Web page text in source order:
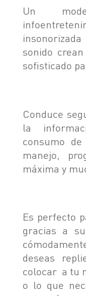
Un
sonido
sofisticado
Conduce
la
consumo
manejo,
máxima y
Es perfecto
gracias a
deseas
colocar a tu
o lo que